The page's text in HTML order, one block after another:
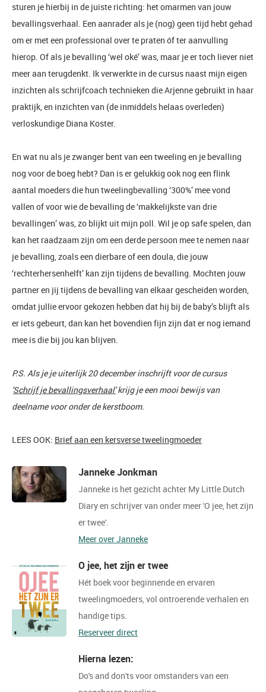
sturen je hierbij in de juiste richting: het omarmen van jouw
bevallingsverhaal. Een aanrader als je (nog) geen tijd hebt gehad
om er met een professional over te praten óf ter aanvulling
hierop. Of als je bevalling ‘wel oké’ was, maar je er toch liever niet
meer aan terugdenkt. Ik verwerkte in de cursus naast mijn eigen
inzichten als schrijfcoach technieken die Arjenne gebruikt in haar
praktijk, en inzichten van (de inmiddels helaas overleden)
verloskundige Diana Koster.
En wat nu als je zwanger bent van een tweeling en je bevalling
nog voor de boeg hebt? Dan is er gelukkig ook nog een flink
aantal moeders die hun tweelingbevalling ‘300%’ mee vond
vallen of voor wie de bevalling de ‘makkelijkste van drie
bevallingen’ was, zo blijkt uit mijn poll. Wil je op safe spelen, dan
kan het raadzaam zijn om een derde persoon mee te nemen naar
je bevalling, zoals een dierbare of een doula, die jouw
‘rechterhersenhelft’ kan zijn tijdens de bevalling. Mochten jouw
partner en jij tijdens de bevalling van elkaar gescheiden worden,
omdat jullie ervoor gekozen hebben dat hij bij de baby’s blijft als
er iets gebeurt, dan kan het bovendien fijn zijn dat er nog iemand
mee is die bij jou kan blijven.
P.S. Als je je uiterlijk 20 december inschrijft voor de cursus
Schrijf je bevallingsverhaal'krijg je een mooi bewijs van
deelname voor onder de kerstboom.
LEES OOK: Brief aan een kersverse tweelingmoeder
Janneke Jonkman
Janneke is het gezicht achter My Little Dutch
Diary en schrijver van onder meer 'O jee, het zijn
er twee'.
Meer over Janneke
O jee, het zijn er twee
Hét boek voor beginnende en ervaren
tweelingmoeders, vol ontroerende verhalen en
handige tips.
Reserveer direct
Hierna lezen:
Do's and don'ts voor omstanders van een